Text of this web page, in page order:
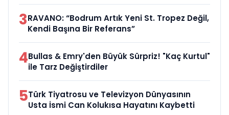
3RAVANO: “Bodrum Artık Yeni St. Tropez Değil,
Kendi Başına Bir Referans”
4Bullas & Emry'den Büyük Sürpriz! "Kaç Kurtul"
ile Tarz Değiştirdiler
5Türk Tiyatrosu ve Televizyon Dünyasının
Usta İsmi Can Kolukısa Hayatını Kaybetti